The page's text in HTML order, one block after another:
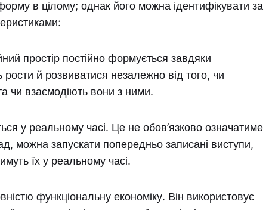
в цілому; однак його можна ідентифікувати за
простір постійно формується завдяки
й розвиватися незалежно від того, чи
чи взаємодіють вони з ними.
у реальному часі. Це не обов’язково означатиме
можна запускати попередньо записані виступи,
їх у реальному часі.
функціональну економіку. Він використовує